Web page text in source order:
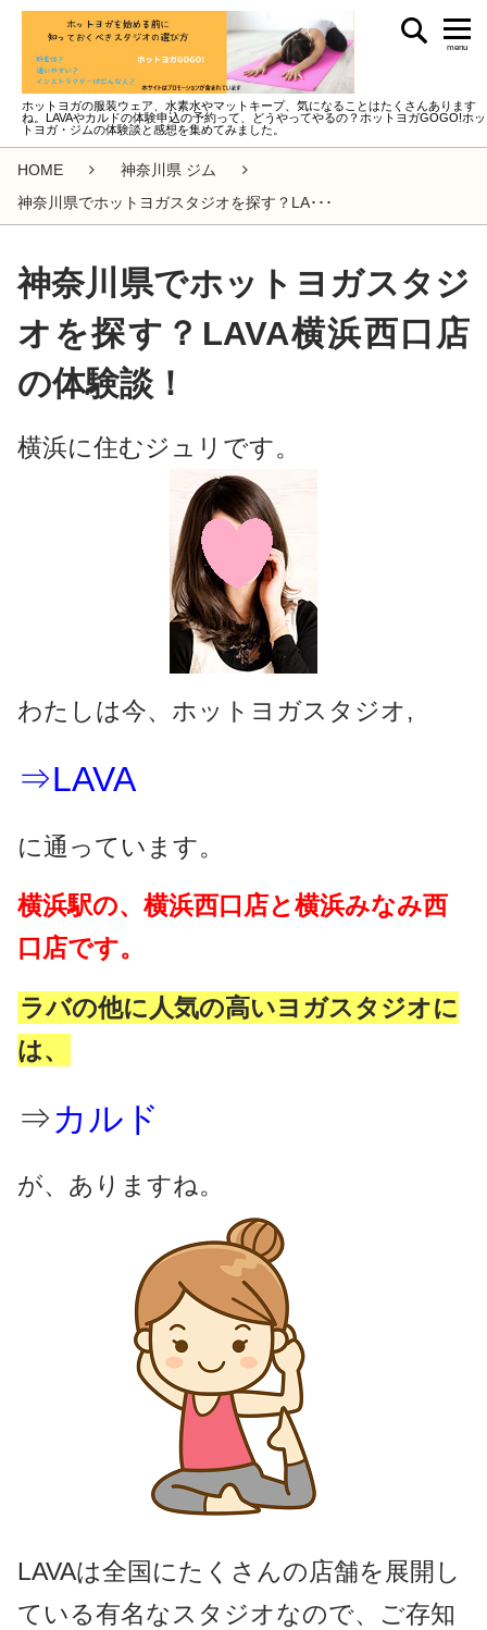
ホットヨガの服装ウェア、水素水やマットキープ、気になることはたくさんあります
ね。LAVAやカルドの体験申込の予約って、どうやってやるの？ホットヨガGOGO!ホッ
トヨガ・ジムの体験談と感想を集めてみました。
menu
HOME
神奈川県 ジム
神奈川県でホットヨガスタジオを探す？LA･･･
神奈川県でホットヨガスタジ
オを探す？LAVA横浜西口店
の体験談！
横浜に住むジュリです。
わたしは今、ホットヨガスタジオ,
⇒LAVA
に通っています。
横浜駅の、横浜西口店と横浜みなみ西
口店です。
ラバの他に人気の高いヨガスタジオに
は、
⇒カルド
が、ありますね。
LAVAは全国にたくさんの店舗を展開し
ている有名なスタジオなので、ご存知